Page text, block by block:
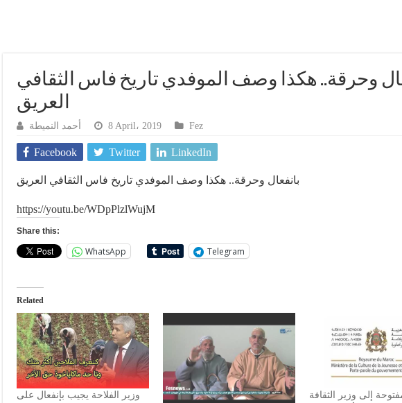
وحرقة.. هكذا وصف الموفدي تاريخ فاس الثقافي
العريق
أحمد النميطة 8 April، 2019 Fez
Facebook Twitter LinkedIn
بانفعال وحرقة.. هكذا وصف الموفدي تاريخ فاس الثقافي العريق
https://youtu.be/WDpPlzlWujM
Share this:
WhatsApp Telegram
Related
وزير الفلاحة يجيب بإنفعال على
إلى وزير الثقافة